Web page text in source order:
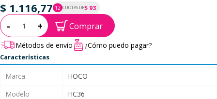
$ 1.116,77 12 CUOTAS DE$ 93
P.T.F. $ 1.117
Cantidad:
- + Comprar
Métodos de envío ¿Cómo puedo pagar?
Características
Marca
HOCO
Modelo
HC36